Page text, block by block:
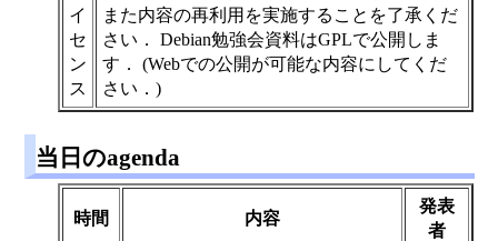
イ
セ
ン
ス
また内容の再利用を実施することを了承くだ
さい． Debian勉強会資料はGPLで公開しま
す． (Webでの公開が可能な内容にしてくだ
さい．)
当日のagenda
時間 内容
発表
者